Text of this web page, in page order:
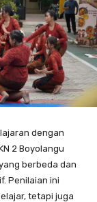
dengan
2 Boyolangu
berbeda dan
Penilaian ini
tetapi juga